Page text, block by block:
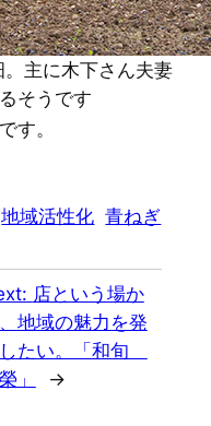
主に木下さん夫妻
そうです
す。
地域活性化 青ねぎ
店という場か
地域の魅力を発
たい。「和旬
」
→